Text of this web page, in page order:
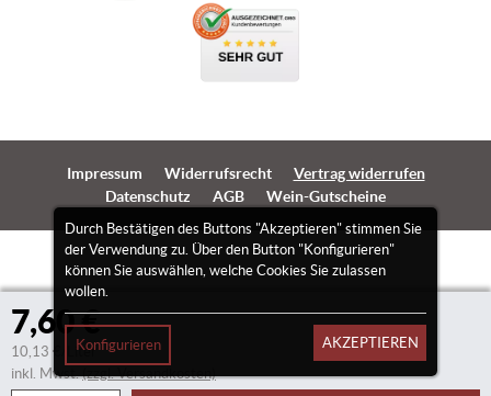
7,60 €
10,13 €/Liter
inkl. Mwst.(zzgl. Versandkosten)
Durch Bestätigen des Buttons "Akzeptieren" stimmen Sie
der Verwendung zu. Über den Button "Konfigurieren"
können Sie auswählen, welche Cookies Sie zulassen
wollen.
Konfigurieren AKZEPTIEREN
Impressum Widerrufsrecht
Vertrag widerrufen
Datenschutz
AGB Wein-Gutscheine